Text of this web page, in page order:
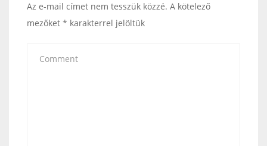
Az e-mail címet nem tesszük közzé. A kötelező
mezőket * karakterrel jelöltük